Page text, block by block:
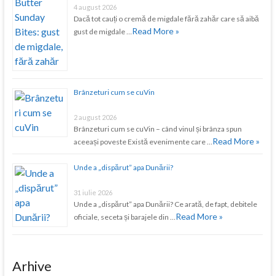
4 august 2026
Dacă tot cauți o cremă de migdale fără zahăr care să aibă
gust de migdale … Read More »
Brânzeturi cum se cuVin
2 august 2026
Brânzeturi cum se cuVin – când vinul și brânza spun
aceeași poveste Există evenimente care … Read More »
Unde a „dispărut” apa Dunării?
31 iulie 2026
Unde a „dispărut” apa Dunării? Ce arată, de fapt, debitele
oficiale, seceta și barajele din … Read More »
Arhive